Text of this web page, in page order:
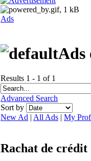
Ads
Ads
Results 1 - 1 of 1
Advanced Search
Sort by
New Ad | All Ads | My
Rachat de crédit